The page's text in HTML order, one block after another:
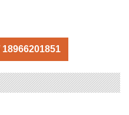
18966201851